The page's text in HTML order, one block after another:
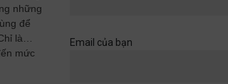
những
để
là…
mức
Email của bạn